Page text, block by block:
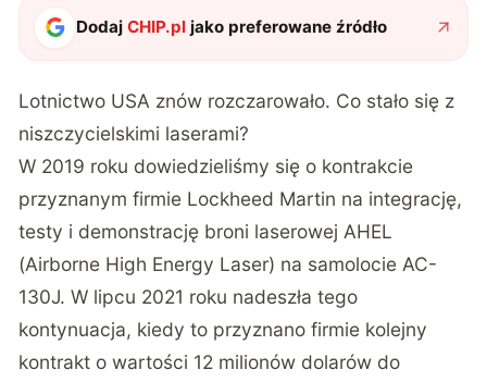
DodajCHIP.pl jako preferowane źródło
Lotnictwo USA znów rozczarowało. Co stało się z
niszczycielskimi laserami?
W 2019 roku dowiedzieliśmy się o kontrakcie
przyznanym firmie Lockheed Martin na integrację,
testy i demonstrację broni laserowej AHEL
(Airborne High Energy Laser) na samolocie AC-
130J. W lipcu 2021 roku nadeszła tego
kontynuacja, kiedy to przyznano firmie kolejny
kontrakt o wartości 12 milionów dolarów do